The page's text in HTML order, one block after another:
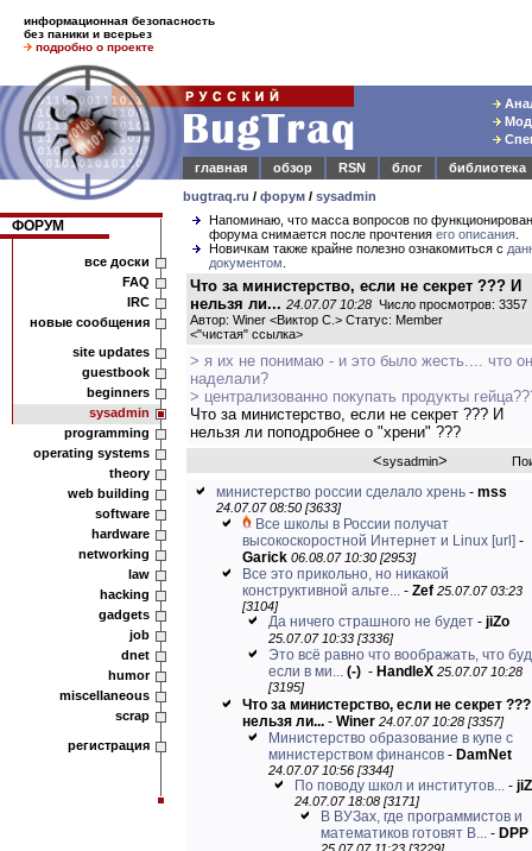
информационная безопасность
без паники и всерьез
подробно о проекте
главная
обзор RSN блог
библиотека
bugtraq.ru / форум / sysadmin
ФОРУМ
все доски
FAQ
IRC
новые сообщения
site updates
guestbook
beginners
sysadmin
programming
operating systems
theory
web building
software
hardware
networking
law
hacking
gadgets
job
dnet
humor
miscellaneous
scrap
регистрация
Напоминаю, что масса вопросов по
форума снимается после прочтения его описания
Новичкам также крайне полезно ознакомиться с
документом
Что за министерство, если не секрет ??? И
нельзя ли... 24.07.07 10:28 Число просмотров: 3357
Автор: Winer <Виктор С.> Статус: Member
<"чистая" ссылка>
> я их не понимаю - и это было жесть.... что
наделали?
> централизованно покупать продукты
Что за министерство, если не секрет ??? И
нельзя ли поподробнее о "хрени" ???
<sysadmin>
министерство россии сделало хрень - mss
24.07.07 08:50 [3633]
Все школы в России получат
высокоскоростной Интернет и Linux [url] -
Garick 06.08.07 10:30 [2953]
Все это прикольно, но никакой
конструктивной альте... - Zef 25.07.07 03:23
[3104]
Да ничего страшного не будет - jiZo
25.07.07 10:33 [3336]
Это всё равно что воображать, что
если в ми... (-) - HandleX 25.07.07 10:28
[3195]
Что за министерство, если не секрет
нельзя ли... - Winer 24.07.07 10:28 [3357]
Министерство образование в купе с
министерством финансов - DamNet
24.07.07 10:56 [3344]
По поводу школ и институтов... -
24.07.07 18:08 [3171]
В ВУЗах, где программистов и
математиков готовят В... - DPP